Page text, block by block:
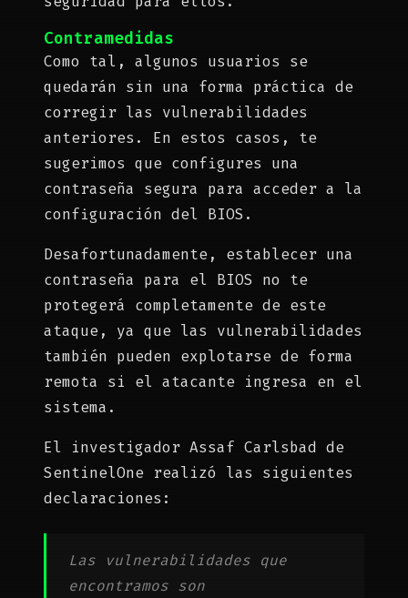
Contramedidas
Como tal, algunos usuarios se
quedarán sin una forma práctica de
corregir las vulnerabilidades
anteriores. En estos casos, te
sugerimos que configures una
contraseña segura para acceder a la
configuración del BIOS.
Desafortunadamente, establecer una
contraseña para el BIOS no te
protegerá completamente de este
ataque, ya que las vulnerabilidades
también pueden explotarse de forma
remota si el atacante ingresa en el
sistema.
El investigador Assaf Carlsbad de
SentinelOne realizó las siguientes
declaraciones:
Las vulnerabilidades que
encontramos son